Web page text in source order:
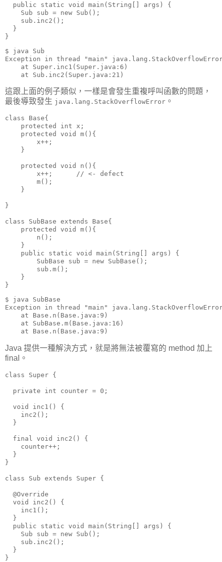
  public static void main(String[] args) {
    Sub sub = new Sub();
    sub.inc2();
  }
}
$ java Sub
Exception in thread "main"
    at Super.inc1(Super.java:6)
    at Sub.inc2(Super.java:21)
這跟上面的例子類似，一樣是會發生重複呼叫函數的問題，
最後導致發生 java.lang.StackOverflowError 。
class Base{
    protected int x;
    protected void m(){
        x++;
    }
    protected void n(){
        x++;      // <- defect
        m();
    }
}
class SubBase extends Base{
    protected void m(){
        n();
    }
    public static void main(String[] args) {
        SubBase sub = new SubBase();
        sub.m();
    }
}
$ java SubBase
Exception in thread "main"
    at Base.n(Base.java:9)
    at SubBase.m(Base.java:16)
    at Base.n(Base.java:9)
Java 提供一種解決方式，就是將無法被覆寫的 method 加上
final。
class Super {
  private int counter = 0;
  void inc1() {
    inc2();
  }
  final void inc2() {
    counter++;
  }
}
class Sub extends Super {
  @Override
  void inc2() {
    inc1();
  }
  public static void main(String[] args) {
    Sub sub = new Sub();
    sub.inc2();
  }
}